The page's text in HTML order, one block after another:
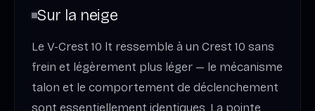
Sur la neige
Le V-Crest 10 lt ressemble à un Crest 10 sans
frein et légèrement plus léger — le mécanisme
talon et le comportement de déclenchement
sont essentiellement identiques. La pointe